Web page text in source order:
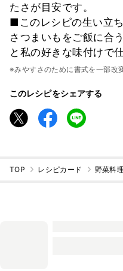
たさが目安です。
■このレシピの生い立ち
さつまいもをご飯に合
と私の好きな味付けで
※みやすさのために書式を一部改
このレシピをシェアする
TOP レシピカード 野菜料理